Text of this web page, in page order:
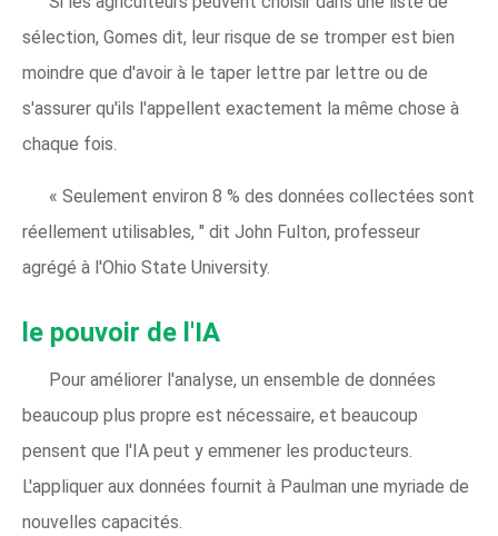
sélection, Gomes dit, leur risque de se tromper est bien
moindre que d'avoir à le taper lettre par lettre ou de
s'assurer qu'ils l'appellent exactement la même chose à
chaque fois.
« Seulement environ 8 % des données collectées sont
réellement utilisables, " dit John Fulton, professeur
agrégé à l'Ohio State University.
le pouvoir de l'IA
Pour améliorer l'analyse, un ensemble de données
beaucoup plus propre est nécessaire, et beaucoup
pensent que l'IA peut y emmener les producteurs.
L'appliquer aux données fournit à Paulman une myriade de
nouvelles capacités.